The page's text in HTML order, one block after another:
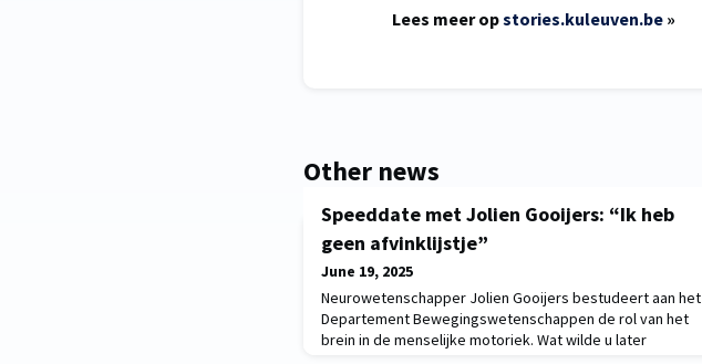
Lees meer opstories.kuleuven.be »
Other news
Speeddate met Jolien Gooijers: “Ik heb
geen afvinklijstje”
June 19, 2025
Neurowetenschapper Jolien Gooijers bestudeert aan het
Departement Bewegingswetenschappen de rol van het
brein in de menselijke motoriek. Wat wilde u later